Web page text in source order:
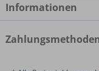
Informationen